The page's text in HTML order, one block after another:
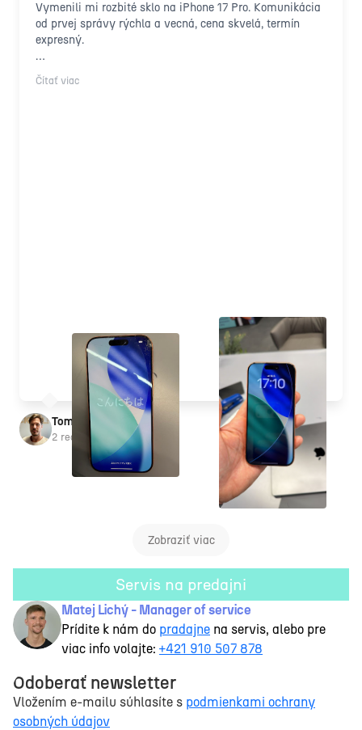
Vymenili mi rozbité sklo na iPhone 17 Pro. Komunikácia
od prvej správy rýchla a vecná, cena skvelá, termín
expresný.
Samotná oprava prebehla presne podľa dohody, bez
prekvapení a navýšenia. Po dokončení sa mi sami ozvali
Čítať viac
Tomáš Kršňák
2 recenzie
Zobraziť viac
Servis na predajni
Matej Lichý - Manager of service
Prídite k nám do pradajne na servis, alebo pre
viac info volajte: +421 910 507 878
Odoberať newsletter
Vložením e-mailu súhlasíte s podmienkami ochrany
osobných údajov